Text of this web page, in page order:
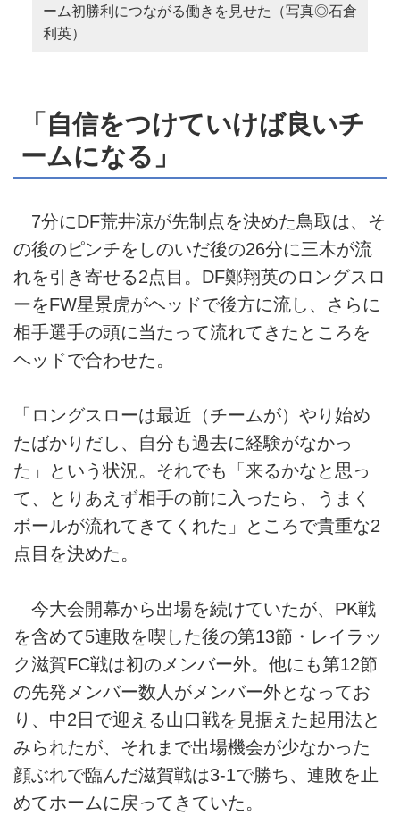
ーム初勝利につながる働きを見せた（写真◎石倉
利英）
「自信をつけていけば良いチ
ームになる」
7分にDF荒井涼が先制点を決めた鳥取は、そ
の後のピンチをしのいだ後の26分に三木が流
れを引き寄せる2点目。DF鄭翔英のロングスロ
ーをFW星景虎がヘッドで後方に流し、さらに
相手選手の頭に当たって流れてきたところを
ヘッドで合わせた。
「ロングスローは最近（チームが）やり始め
たばかりだし、自分も過去に経験がなかっ
た」という状況。それでも「来るかなと思っ
て、とりあえず相手の前に入ったら、うまく
ボールが流れてきてくれた」ところで貴重な2
点目を決めた。
今大会開幕から出場を続けていたが、PK戦
を含めて5連敗を喫した後の第13節・レイラッ
ク滋賀FC戦は初のメンバー外。他にも第12節
の先発メンバー数人がメンバー外となってお
り、中2日で迎える山口戦を見据えた起用法と
みられたが、それまで出場機会が少なかった
顔ぶれで臨んだ滋賀戦は3-1で勝ち、連敗を止
めてホームに戻ってきていた。